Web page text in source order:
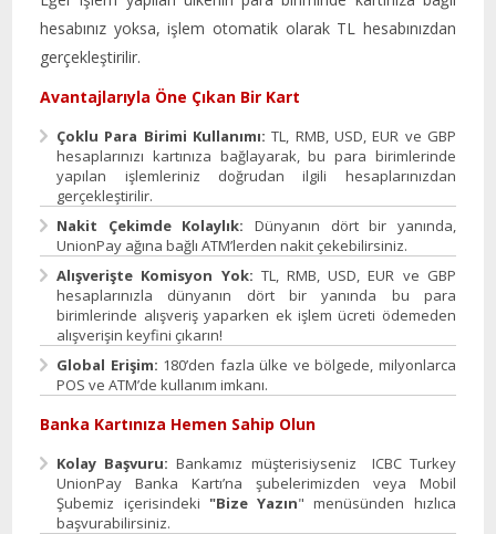
hesabınız yoksa, işlem otomatik olarak TL hesabınızdan
gerçekleştirilir.
Avantajlarıyla Öne Çıkan Bir Kart
Çoklu Para Birimi Kullanımı: TL, RMB, USD, EUR ve GBP
hesaplarınızı kartınıza bağlayarak, bu para birimlerinde
yapılan işlemleriniz doğrudan ilgili hesaplarınızdan
gerçekleştirilir.
Nakit Çekimde Kolaylık: Dünyanın dört bir yanında,
UnionPay ağına bağlı ATM’lerden nakit çekebilirsiniz.
Alışverişte Komisyon Yok: TL, RMB, USD, EUR ve GBP
hesaplarınızla dünyanın dört bir yanında bu para
birimlerinde alışveriş yaparken ek işlem ücreti ödemeden
alışverişin keyfini çıkarın!
Global Erişim: 180’den fazla ülke ve bölgede, milyonlarca
POS ve ATM’de kullanım imkanı.
Banka Kartınıza Hemen Sahip Olun
Kolay Başvuru: Bankamız müşterisiyseniz ICBC Turkey
UnionPay Banka Kartı’na şubelerimizden veya Mobil
Şubemiz içerisindeki "Bize Yazın" menüsünden hızlıca
başvurabilirsiniz.